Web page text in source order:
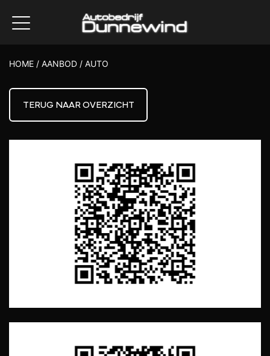
HOME / AANBOD / AUTO
TERUG NAAR OVERZICHT